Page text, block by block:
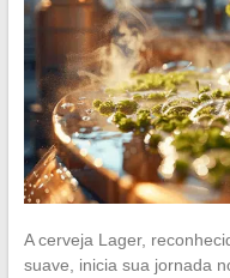
A cerveja Lager,
suave, inicia sua jornada